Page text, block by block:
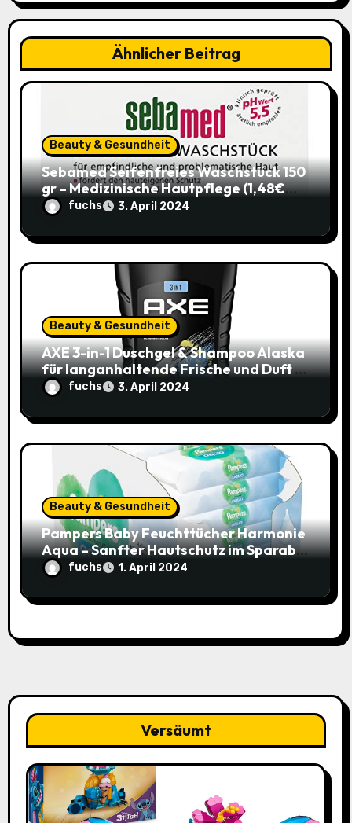
g
t
n
Ähnlicher Beitrag
Beauty & Gesundheit
Sebamed Seifenfreies Waschstück 150
gr – Medizinische Hautpflege (1,48€
statt 1,99€)
fuchs 3. April 2024
Beauty & Gesundheit
AXE 3-in-1 Duschgel & Shampoo Alaska
für langanhaltende Frische und Duft –
Sparangebot nur 1,79€ statt 2,65€
fuchs 3. April 2024
Beauty & Gesundheit
Pampers Baby Feuchttücher Harmonie
Aqua – Sanfter Hautschutz im Sparabo
für nur 25,44€ (15% Rabatt)
fuchs 1. April 2024
Versäumt